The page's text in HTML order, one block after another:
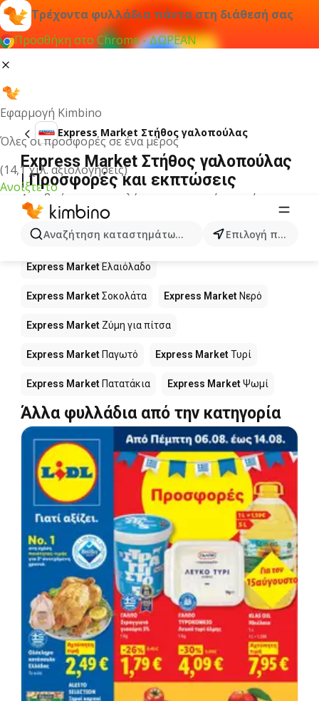
Τρέχοντα φυλλάδια πάντα στη διάθεσή σας
Προσθήκη στο Chrome - ΔΩΡΕΑΝ
Εφαρμογή Kimbino
Όλες οι προσφορές σε ένα μέρος
(14,1 χιλ. αξιολογήσεις)
Ανοίξτε το
Αναζήτηση καταστημάτων, κατηγοριών, προϊόντων...
Επιλογή πόλης
Express Market Στήθος γαλοπούλας
Express Market Στήθος γαλοπούλας
| Προσφορές και εκπτώσεις
Δεν βρήκαμε αποτελέσματα για αυτόν τον όρο.
Άλλα προϊόντα στα καταστήματα
Express Market
Express Market Ελαιόλαδο
Express MarketΣοκολάτα Express Market Νερό
Express Market Ζύμη για πίτσα
Express Market Παγωτό Express MarketΤυρί
Express Market Πατατάκια Express MarketΨωμί
Άλλα φυλλάδια από την κατηγορία